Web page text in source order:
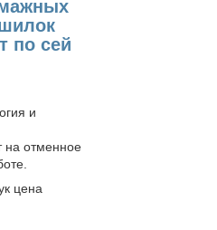
по сей
и
на отменное
цена